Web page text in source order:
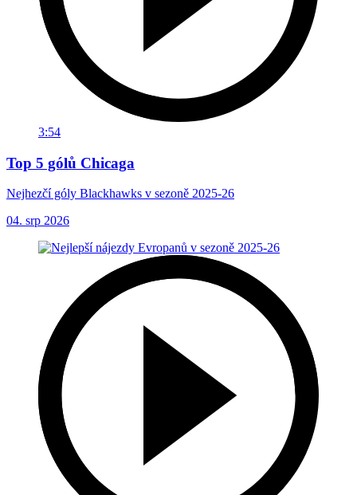
3:54
Top 5 gólů Chicaga
Nejhezčí góly Blackhawks v sezoně 2025-26
04. srp 2026